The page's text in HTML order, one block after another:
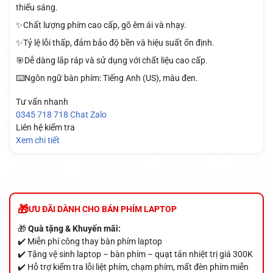
thiếu sáng.
✨Chất lượng phím cao cấp, gõ êm ái và nhạy.
✨Tỷ lệ lỗi thấp, đảm bảo độ bền và hiệu suất ổn định.
🎯Dễ dàng lắp ráp và sử dụng với chất liệu cao cấp.
⌨️Ngôn ngữ bàn phím: Tiếng Anh (US), màu đen.
Tư vấn nhanh
0345 718 718 Chat Zalo
Liên hệ kiểm tra
Xem chi tiết
ƯU ĐÃI DÀNH CHO BÁN PHÍM LAPTOP
🎁Quà tặng & Khuyến mãi:
✔️ Miễn phí công thay bàn phím laptop
✔️ Tặng vệ sinh laptop – bàn phím – quạt tản nhiệt trị giá 300K
✔️ Hỗ trợ kiểm tra lỗi liệt phím, chạm phím, mất đèn phím miễn